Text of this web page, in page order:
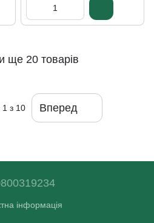
ще 20 товарів
1 з 10 Вперед
інформація